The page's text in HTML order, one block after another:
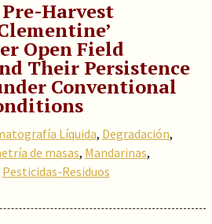
Harvest
Open Field
Their Persistence
Conventional
Líquida, Degradación,
de masas, Mandarinas,
Pesticidas-Residuos